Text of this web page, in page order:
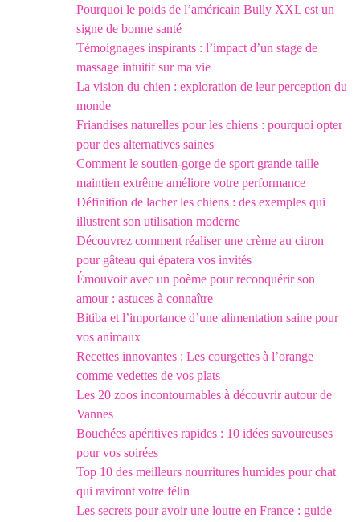
Pourquoi le poids de l’américain Bully XXL est un
signe de bonne santé
Témoignages inspirants : l’impact d’un stage de
massage intuitif sur ma vie
La vision du chien : exploration de leur perception du
monde
Friandises naturelles pour les chiens : pourquoi opter
pour des alternatives saines
Comment le soutien-gorge de sport grande taille
maintien extrême améliore votre performance
Définition de lacher les chiens : des exemples qui
illustrent son utilisation moderne
Découvrez comment réaliser une crème au citron
pour gâteau qui épatera vos invités
Émouvoir avec un poème pour reconquérir son
amour : astuces à connaître
Bitiba et l’importance d’une alimentation saine pour
vos animaux
Recettes innovantes : Les courgettes à l’orange
comme vedettes de vos plats
Les 20 zoos incontournables à découvrir autour de
Vannes
Bouchées apéritives rapides : 10 idées savoureuses
pour vos soirées
Top 10 des meilleurs nourritures humides pour chat
qui raviront votre félin
Les secrets pour avoir une loutre en France : guide